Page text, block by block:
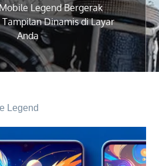
Legend Bergerak
Dinamis di Layar
Anda
Legend